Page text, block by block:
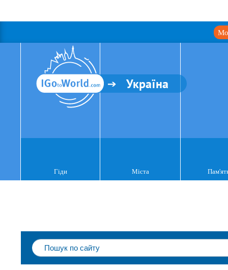
Україна
Гіди Міста